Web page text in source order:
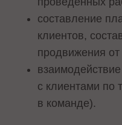
составление
клиентов,
продвижения
с клиентами по
в команде).